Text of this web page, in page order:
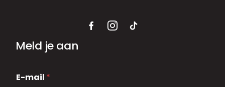
Meld je aan
-
E-mail *